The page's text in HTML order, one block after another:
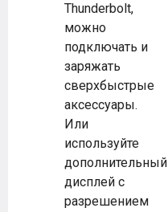
Thunderbolt,
можно
подключать и
заряжать
сверхбыстрые
аксессуары.
Или
используйте
дополнительный
дисплей с
разрешением